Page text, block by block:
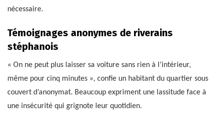
nécessaire.
Témoignages anonymes de riverains
stéphanois
« On ne peut plus laisser sa voiture sans rien à l’intérieur,
même pour cinq minutes », confie un habitant du quartier sous
couvert d’anonymat. Beaucoup expriment une lassitude face à
une insécurité qui grignote leur quotidien.